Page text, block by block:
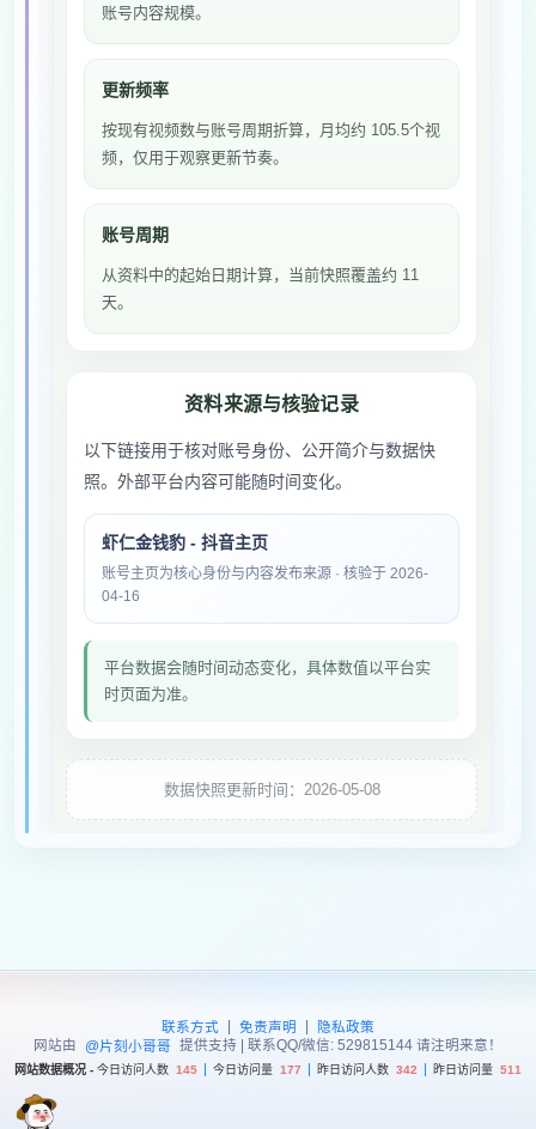
账号内容规模。
更新频率
按现有视频数与账号周期折算，月均约 105.5个视
频，仅用于观察更新节奏。
账号周期
从资料中的起始日期计算，当前快照覆盖约 11
天。
资料来源与核验记录
以下链接用于核对账号身份、公开简介与数据快
照。外部平台内容可能随时间变化。
虾仁金钱豹 - 抖音主页
账号主页为核心身份与内容发布来源 · 核验于 2026-
04-16
平台数据会随时间动态变化，具体数值以平台实
时页面为准。
数据快照更新时间：2026-05-08
联系方式 | 免责声明 |
隐私政策
网站由
@片刻小哥哥 提供支持 | 联系QQ/微信: 529815144 请注明来意！
网站数据概况 - 今日访问人数 145 今日访问量 177 昨日访问人数 342 昨日访问量 511